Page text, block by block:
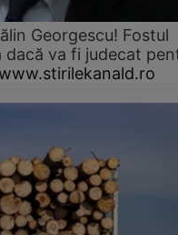
Georgescu! Fostul
va fi judecat